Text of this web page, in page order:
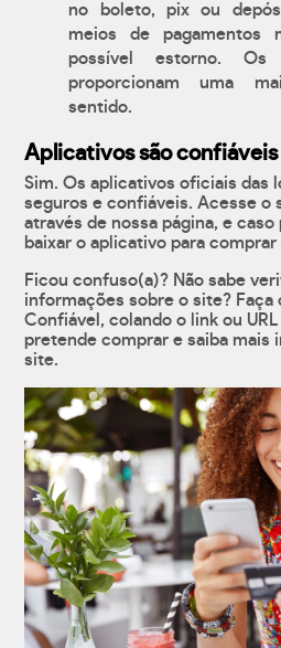
no boleto, pix ou
meios de pagamentos
possível estorno.
proporcionam uma
sentido.
Aplicativos são
Sim. Os aplicativos oficiais das
seguros e confiáveis. Acesse o
através de nossa página, e
baixar o aplicativo para
Ficou confuso(a)? Não sabe
informações sobre o site? Faça
Confiável, colando o link ou
pretende comprar e saiba mais
site.